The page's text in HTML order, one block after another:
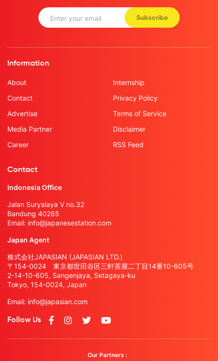
Subscribe
Information
About
Contact
Advertise
Media Partner
Career
Internship
Privacy Policy
Terms of Service
Disclaimer
RSS Feed
Contact
Indonesia Office
Jalan Suryalaya V no.32
Bandung 40265
Email: info@japanesestation.com
Japan Agent
株式会社JAPASIAN (JAPASIAN LTD.)
〒154-0024 東京都世田谷区三軒茶屋二丁目14番10-605号
2-14-10-605, Sangenjaya, Setagaya-ku
Tokyo, 154-0024, Japan
Email: info@japasian.com
Follow Us
Our Partners :